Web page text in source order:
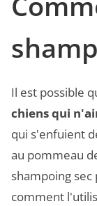
Il est possible
chiens qui
qui s'enfuient
au pommeau
shampoing
comment